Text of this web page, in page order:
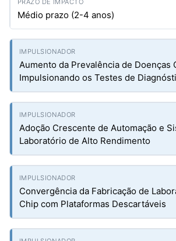
Médio prazo (2-4 anos)
Aumento da Prevalência de Doenças
Impulsionando os Testes de
Adoção Crescente de Automação e
Laboratório de Alto Rendimento
Convergência da Fabricação de
Chip com Plataformas Descartáveis